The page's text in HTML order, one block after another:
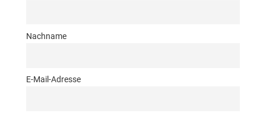
Nachname
E-Mail-Adresse